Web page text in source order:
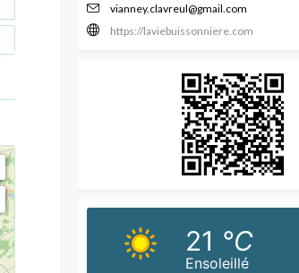
vianney.clavreul@gmail.com
https://laviebuissonniere.com
Ensoleillé
21 °C